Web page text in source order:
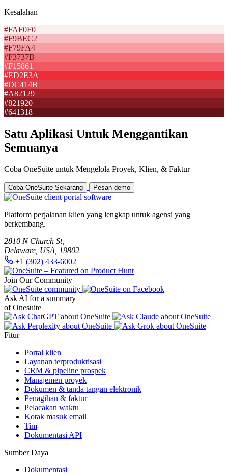
Kesalahan
#FAF0F0
#F9BEC2
#F79FA4
#F3737B
#F15861
#ED2E3A
#DC414B
#A82129
#821920
#641318
Satu Aplikasi Untuk Menggantikan
Semuanya
Coba OneSuite untuk Mengelola Proyek, Klien, & Faktur
Coba OneSuite Sekarang Pesan demo
Platform perjalanan klien yang lengkap untuk agensi yang
berkembang.
2810 N Church St,
Delaware, USA, 19802
+1 (302) 433-6002
Join Our Community
Ask AI for a summary
of Onesuite
Fitur
Portal klien
Layanan terproduktisasi
CRM & pipeline prospek
Manajemen proyek
Dokumen & tanda tangan elektronik
Penagihan & faktur
Pelacakan waktu
Kotak masuk email
Tim
Dokumentasi API
Sumber Daya
Dokumentasi